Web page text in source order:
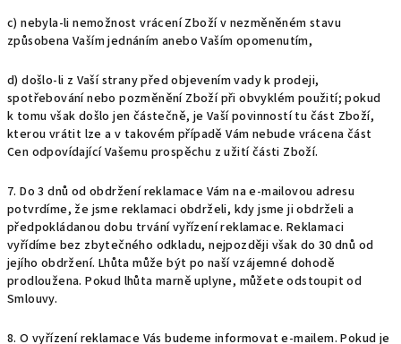
c) nebyla-li nemožnost vrácení Zboží v nezměněném stavu
způsobena Vaším jednáním anebo Vaším opomenutím,
d) došlo-li z Vaší strany před objevením vady k prodeji,
spotřebování nebo pozměnění Zboží při obvyklém použití; pokud
k tomu však došlo jen částečně, je Vaší povinností tu část Zboží,
kterou vrátit lze a v takovém případě Vám nebude vrácena část
Cen odpovídající Vašemu prospěchu z užití části Zboží.
7. Do 3 dnů od obdržení reklamace Vám na e-mailovou adresu
potvrdíme, že jsme reklamaci obdrželi, kdy jsme ji obdrželi a
předpokládanou dobu trvání vyřízení reklamace. Reklamaci
vyřídíme bez zbytečného odkladu, nejpozději však do 30 dnů od
jejího obdržení. Lhůta může být po naší vzájemné dohodě
prodloužena. Pokud lhůta marně uplyne, můžete odstoupit od
Smlouvy.
8. O vyřízení reklamace Vás budeme informovat e-mailem. Pokud je